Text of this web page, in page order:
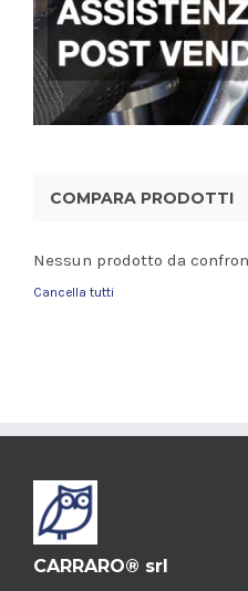
COMPARA PRODOTTI
Nessun prodotto da
Cancella tutti
CARRARO® srl